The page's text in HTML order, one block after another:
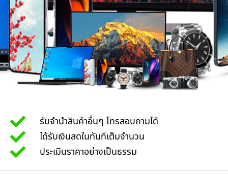
รับจำนำสินค้าอื่นๆ โทรสอบถามได้
ได้รับเงินสดในทันทีเต็มจำนวน
ประเมินราคาอย่างเป็นธรรม